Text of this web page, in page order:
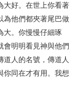
大好。在世上你看著
為他們都夾著尾巴做
大。你慢慢仔細琢
會明明看見神與他們
道人的名號，傳道人
你同在才有用。我想